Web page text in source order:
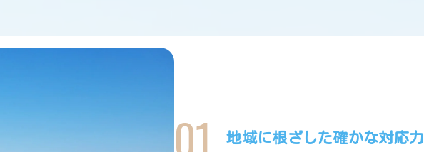
01 地域に根ざした確かな対応力